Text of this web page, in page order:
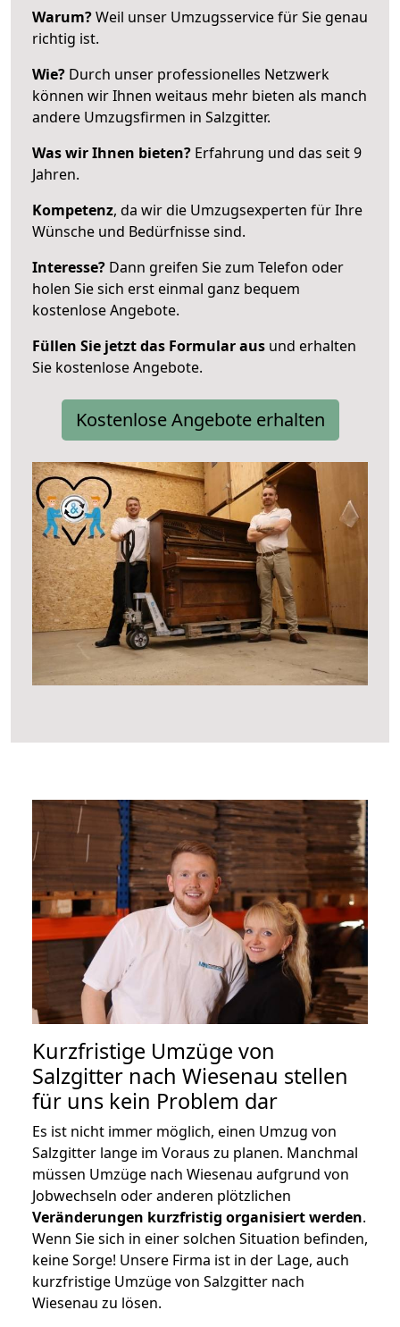
Warum?Weil unser Umzugsservice für Sie genau
richtig ist.
Wie? Durch unser professionelles Netzwerk
können wir Ihnen weitaus mehr bieten als manch
andere Umzugsfirmen in Salzgitter.
Was wir Ihnen bieten? Erfahrung und das seit 9
Jahren.
Kompetenz, da wir die Umzugsexperten für Ihre
Wünsche und Bedürfnisse sind.
Interesse? Dann greifen Sie zum Telefon oder
holen Sie sich erst einmal ganz bequem
kostenlose Angebote.
Füllen Sie jetzt das Formular aus und erhalten
Sie kostenlose Angebote.
Kostenlose Angebote erhalten
Kurzfristige Umzüge von
Salzgitter nach Wiesenau stellen
für uns kein Problem dar
Es ist nicht immer möglich, einen Umzug von
Salzgitter lange im Voraus zu planen. Manchmal
müssen Umzüge nach Wiesenau aufgrund von
Jobwechseln oder anderen plötzlichen
Veränderungen kurzfristig organisiert werden.
Wenn Sie sich in einer solchen Situation befinden,
keine Sorge! Unsere Firma ist in der Lage, auch
kurzfristige Umzüge von Salzgitter nach
Wiesenau zu lösen.